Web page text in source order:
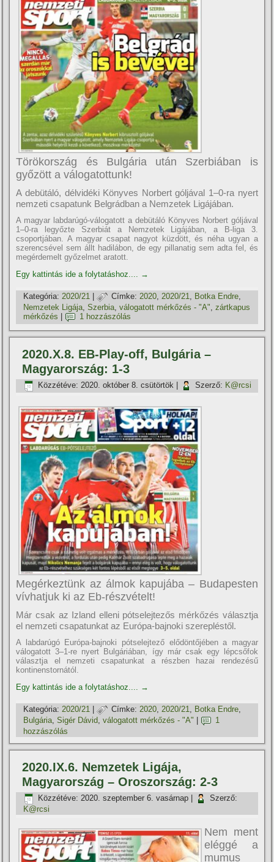
Törökország és Bulgária után Szerbiában is
győzött a válogatottunk!
A debütáló, délvidéki Könyves Norbert góljával 1–0-ra nyert
nemzeti csapatunk Belgrádban a Nemzetek Ligájában.
A magyar labdarúgó-válogatott a debütáló Könyves Norbert góljával
1–0-ra legyőzte Szerbiát a Nemzetek Ligájában, a B-liga 3.
csoportjában. A magyar csapat nagyot küzdött, és néha ugyan a
szerencsével sem állt hadilábon, de egy pillanatig sem adta fel, és
megérdemelt győzelmet aratott.
Egy kattintás ide a folytatáshoz....
→
Kategória: 2020/21 | Címke: 2020,2020/21, Botka Endre,
Nemzetek Ligája ,Szerbia ,válogatott mérkőzés - "A" ,zártkapus
mérkőzés
1 hozzászólás
2020.X.8. EB-Play-off, Bulgária –
Magyarország: 1-3
Közzétéve: 2020. október 8. csütörtök Szerző: K@rcsi
Megérkeztünk az álmok kapujába – Budapesten
vívhatjuk ki az Eb-részvételt!
Már csak az Izland elleni pótselejtezős mérkőzés választja
el nemzeti csapatunkat az Európa-bajnoki szerepléstől.
A labdarúgó Európa-bajnoki pótselejtező elődöntőjében a magyar
válogatott 3–1-re nyert Bulgáriában, így már csak egy lépcsőfok
választja el nemzeti csapatunkat a részben hazai rendezésű
kontinenstornától.
Egy kattintás ide a folytatáshoz.... →
Kategória: 2020/21 | Címke: 2020,2020/21, Botka Endre,
Bulgária,Sigér Dávid,válogatott mérkőzés - "A"
1
hozzászólás
2020.IX.6. Nemzetek Ligája,
Magyarország – Oroszország: 2-3
Közzétéve: 2020. szeptember 6. vasárnap
Szerző:
K@rcsi
Nem ment
eléggé a
mumus